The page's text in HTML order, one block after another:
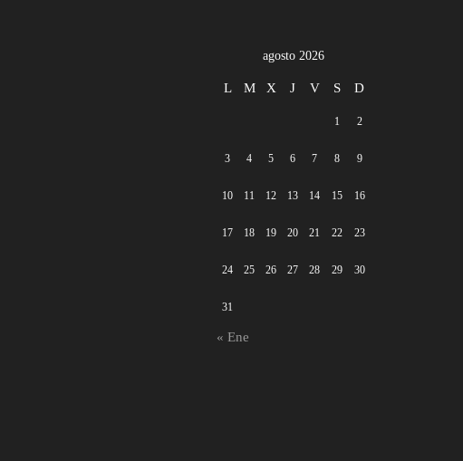
agosto 2026
L M X J V S D
1 2
3 4 5 6 7 8 9
10 11 12 13 14 15 16
17 18 19 20 21 22 23
24 25 26 27 28 29 30
31
« Ene